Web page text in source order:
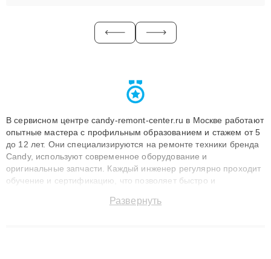
В сервисном центре candy-remont-center.ru в Москве работают
опытные мастера с профильным образованием и стажем от 5
до 12 лет. Они специализируются на ремонте техники бренда
Candy, используют современное оборудование и
оригинальные запчасти. Каждый инженер регулярно проходит
обучение и сертификацию, что позволяет быстро и
сохранением гарантии до 3 лет. Наши мастера решают
Развернуть